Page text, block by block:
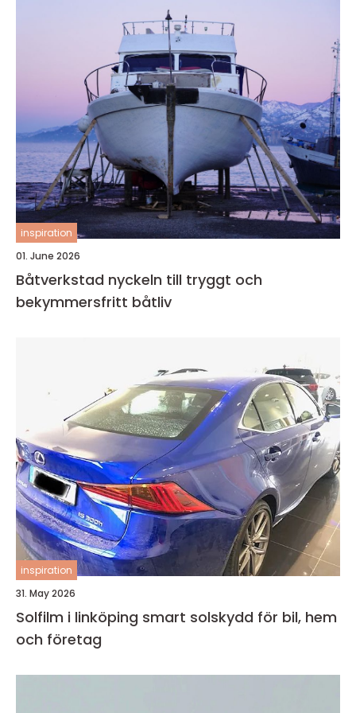
inspiration
01. June 2026
Båtverkstad nyckeln till tryggt och
bekymmersfritt båtliv
inspiration
31. May 2026
Solfilm i linköping smart solskydd för bil, hem
och företag